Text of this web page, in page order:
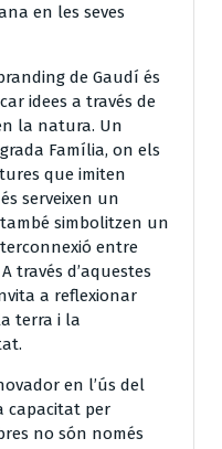
en les seves
de Gaudí és
idees a través de
la natura. Un
Família, on els
que imiten
serveixen un
simbolitzen un
entre
través d’aquestes
a reflexionar
terra i la
en l’ús del
capacitat per
no són només